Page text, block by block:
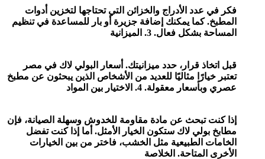
فكر في عدد الأدراج والخزائن التي تحتاجها لتخزين أدوات
المطبخ. كما يمكنك إضافة جزيرة أو بار للمساعدة في تنظيم
المساحة بشكل فعال. 3. الميزانية
قبل اتخاذ قرار، حدد ميزانيتك. أسعار البولي لاك في مصر
تعتبر خيارًا مثاليًا للعديد من الأشخاص الذين يبحثون عن مطبخ
عصري وبأسعار معقولة. 4. الاختيار بين المواد
إذا كنت تبحث عن مادة مقاومة للخدوش وسهلة الصيانة، فإن
مطابخ بولي لاك ستكون الخيار الأمثل. أما إذا كنت تفضل
الخامات الطبيعية مثل الخشب، فاختر من بين الخيارات
الأخرى المتاحة. الخلاصة